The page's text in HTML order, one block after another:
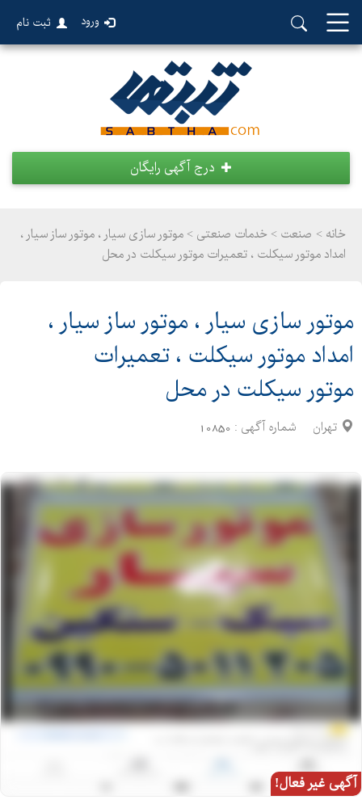
ورود ثبت نام
درج آگهی رایگان
خانه > صنعت > خدمات صنعتی > موتور سازی سیار ، موتور ساز سیار ،
امداد موتور سیکلت ، تعمیرات موتور سیکلت در محل
موتور سازی سیار ، موتور ساز سیار ،
امداد موتور سیکلت ، تعمیرات
موتور سیکلت در محل
تهران شماره آگهی : 10850
آگهی غیر فعال!